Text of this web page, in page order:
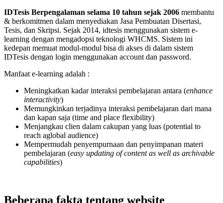
IDTesis Berpengalaman selama 10 tahun sejak 2006 membantu
& berkomitmen dalam menyediakan Jasa Pembuatan Disertasi,
Tesis, dan Skripsi. Sejak 2014, idtesis menggunakan sistem e-
learning dengan mengadopsi teknologi WHCMS. Sistem ini
kedepan memuat modul-modul bisa di akses di dalam sistem
IDTesis dengan login menggunakan account dan password.
Manfaat e-learning adalah :
Meningkatkan kadar interaksi pembelajaran antara (enhance
interactivity)
Memungkinkan terjadinya interaksi pembelajaran dari mana
dan kapan saja (time and place flexibility)
Menjangkau clien dalam cakupan yang luas (potential to
reach aglobal audience)
Mempermudah penyempurnaan dan penyimpanan materi
pembelajaran (easy updating of content as well as archivable
capabilities)
Beberapa fakta tentang website